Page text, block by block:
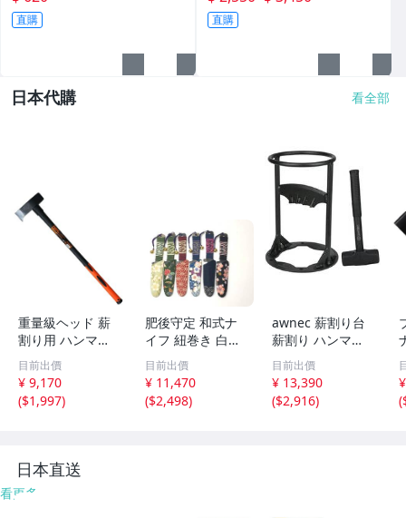
SOG 美國專業刀具大廠
Surefire 速火美國頂級戰術燈具
Spyderco 蜘蛛日美專業刀具大廠
TOPS 美國刀廠
Tasmanian Tiger 德國軍規背包
Tatonka 德國戶外用品
UAG 美軍認證耐衝擊保護殼
UMAREX德國防身器材用品
UK 美國消防、潛水專業手電筒
直購 直購
日本代購 看全部
重量級ヘッド 薪
割り用 ハンマー
斧 PLOW HMR40
00 4kg 915mmy
m
目前出價
¥ 9,170
($1,997)
肥後守定 和式ナ
イフ 紐巻き 白紙
割込ym
目前出價
¥ 11,470
($2,498)
awnec 薪割り台
薪割り ハンマー
付き 4つ穴固定
日本ブランド キ
ャンプ 薪割り機
薪割り器 斧 ウッ
目前出價
¥ 13,390
($2,916)
(
日本直送
看更多